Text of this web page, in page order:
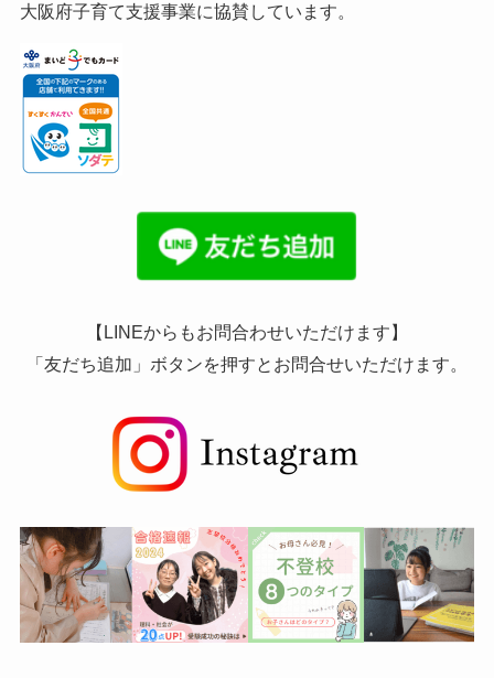
大阪府子育て支援事業に協賛しています。
【LINEからもお問合わせいただけます】
「友だち追加」ボタンを押すとお問合せいただけます。